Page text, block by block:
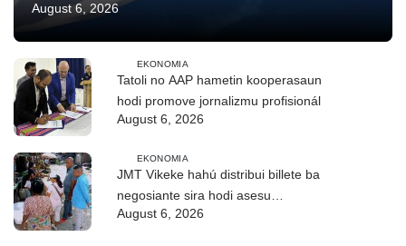
August 6, 2026
EKONOMIA
Tatoli no AAP hametin kooperasaun
hodi promove jornalizmu profisionál
August 6, 2026
EKONOMIA
JMT Vikeke hahú distribui billete ba
negosiante sira hodi asesu
August 6, 2026